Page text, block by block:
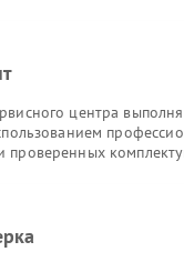
центра
проверенных